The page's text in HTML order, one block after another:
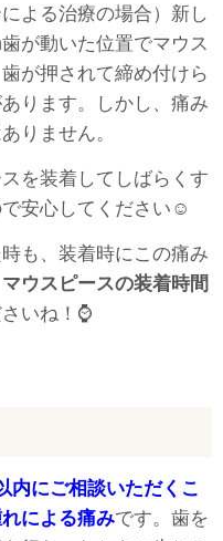
よる治療の場合）新し
が動いた位置でマウス
が押されて締め付けら
ります。しかし、痛み
りません。
を装着してしばらくす
安心してください☺
も、装着時にこの痛み
マウスピースの装着時間
いね！⌚
内にご相談いただくこ
による痛みです。歯を